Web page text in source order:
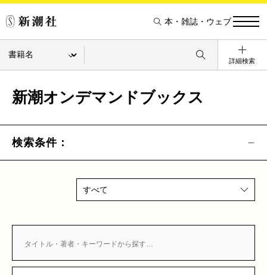
本・雑誌・ウェブ
詳細検索
新潮オンデマンドブックス
検索条件：
すべて